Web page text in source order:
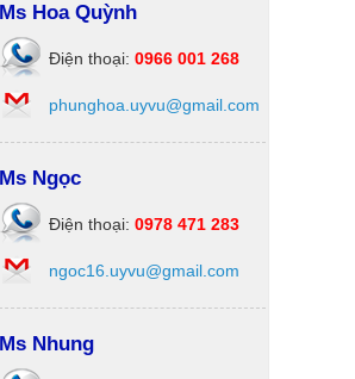
Ms Hoa Quỳnh
Điện thoại: 0966 001 268
phunghoa.uyvu@gmail.com
Ms Ngọc
Điện thoại: 0978 471 283
ngoc16.uyvu@gmail.com
Ms Nhung